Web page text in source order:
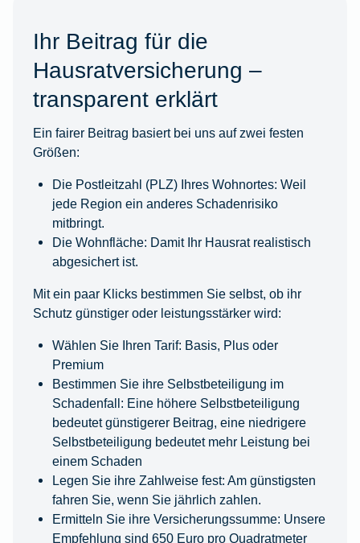
Ihr Beitrag für die
Hausratversicherung –
transparent erklärt
Ein fairer Beitrag basiert bei uns auf zwei festen
Größen:
Die Postleitzahl (PLZ) Ihres Wohnortes: Weil
jede Region ein anderes Schadenrisiko
mitbringt.
Die Wohnfläche: Damit Ihr Hausrat realistisch
abgesichert ist.
Mit ein paar Klicks bestimmen Sie selbst, ob ihr
Schutz günstiger oder leistungsstärker wird:
Wählen Sie Ihren Tarif: Basis, Plus oder
Premium
Bestimmen Sie ihre Selbstbeteiligung im
Schadenfall: Eine höhere Selbstbeteiligung
bedeutet günstigerer Beitrag, eine niedrigere
Selbstbeteiligung bedeutet mehr Leistung bei
einem Schaden
Legen Sie ihre Zahlweise fest: Am günstigsten
fahren Sie, wenn Sie jährlich zahlen.
Ermitteln Sie ihre Versicherungssumme: Unsere
Empfehlung sind 650 Euro pro Quadratmeter